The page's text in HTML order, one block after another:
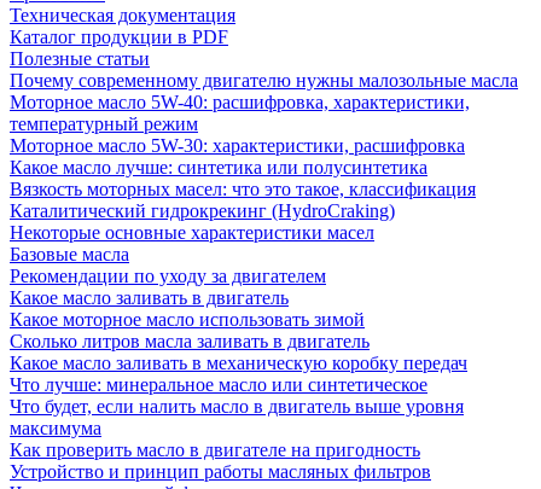
Техническая документация
Каталог продукции в PDF
Полезные статьи
Почему современному двигателю нужны малозольные масла
Моторное масло 5W-40: расшифровка, характеристики,
температурный режим
Моторное масло 5W-30: характеристики, расшифровка
Какое масло лучше: синтетика или полусинтетика
Вязкость моторных масел: что это такое, классификация
Каталитический гидрокрекинг (НydroСraking)
Некоторые основные характеристики масел
Базовые масла
Рекомендации по уходу за двигателем
Какое масло заливать в двигатель
Какое моторное масло использовать зимой
Сколько литров масла заливать в двигатель
Какое масло заливать в механическую коробку передач
Что лучше: минеральное масло или синтетическое
Что будет, если налить масло в двигатель выше уровня
максимума
Как проверить масло в двигателе на пригодность
Устройство и принцип работы масляных фильтров